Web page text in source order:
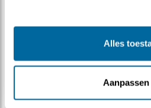
Alles
Aanpassen
Waar komt die vreemde uil
kwam hij/zij doen?